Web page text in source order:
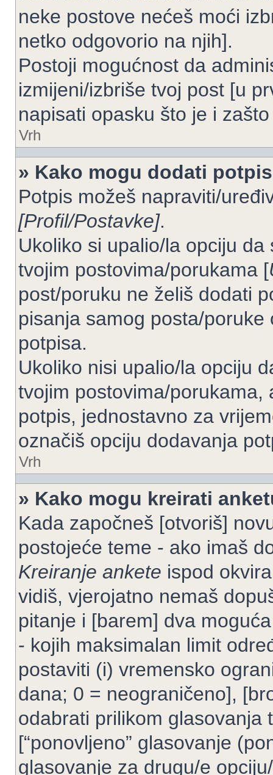
neke postove nećeš moći
netko odgovorio na njih].
Postoji mogućnost da
izmijeni/izbriše tvoj post [u
napisati opasku što je i
Vrh
» Kako mogu dodati
Potpis možeš napraviti/
[Profil/Postavke].
Ukoliko si upalio/la opciju
tvojim postovima/porukama [
post/poruku ne želiš dodati
pisanja samog posta/
potpisa.
Ukoliko nisi upalio/la opciju
tvojim postovima/
potpis, jednostavno za
označiš opciju dodavanja
Vrh
» Kako mogu kreirati
Kada započneš [otvoriš]
postojeće teme - ako imaš
Kreiranje ankete ispod
vidiš, vjerojatno nemaš
pitanje i [barem] dva
- kojih maksimalan limit
postaviti (i) vremensko
dana; 0 = neograničeno],
odabrati prilikom glasovanja
[“ponovljeno” glasovanje
glasovanje za drugu/e